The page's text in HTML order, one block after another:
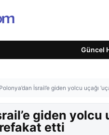
Güncel
Polonya’dan İsrail’e giden yolcu uçağı
giden yolcu
refakat etti